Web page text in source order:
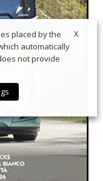
X
placed by the
automatically
not provide